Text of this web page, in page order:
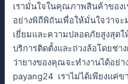
เรามั่นใจในคุณภาพสินค้าของ
อย่างพิถีพิถันเพื่อให้มั่นใจว่าจ
เยี่ยมและความปลอดภัยสูงสุด
บริการติดตั้งและถ่วงล้อโดยช่
ว่ายางของคุณจะทำงานได้อย่
payang24 เราไม่ได้เพียงแค่ข